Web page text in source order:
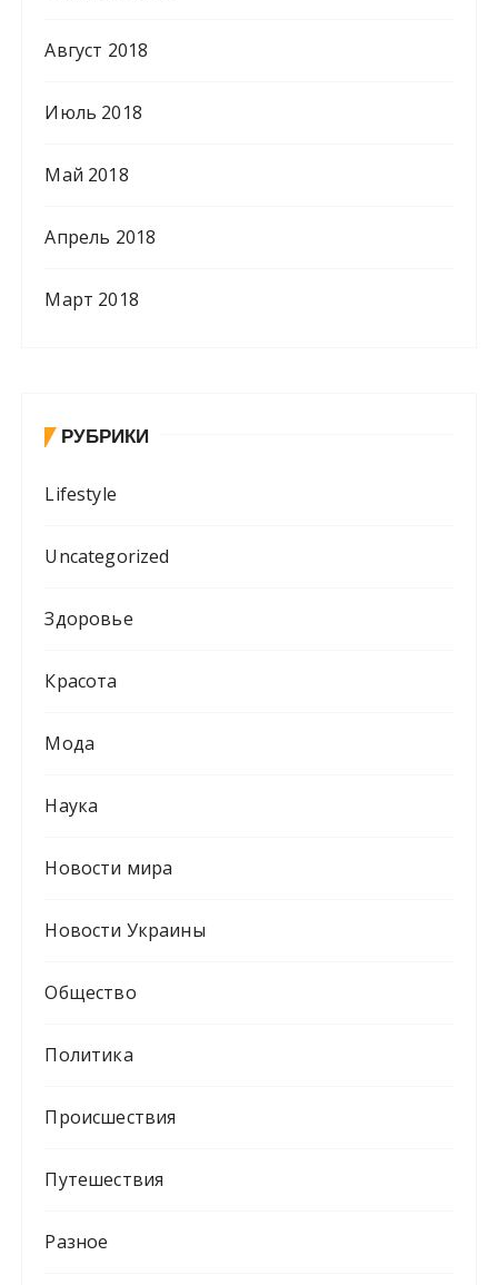
Август 2018
Июль 2018
Май 2018
Апрель 2018
Март 2018
РУБРИКИ
Lifestyle
Uncategorized
Здоровье
Красота
Мода
Наука
Новости мира
Новости Украины
Общество
Политика
Происшествия
Путешествия
Разное